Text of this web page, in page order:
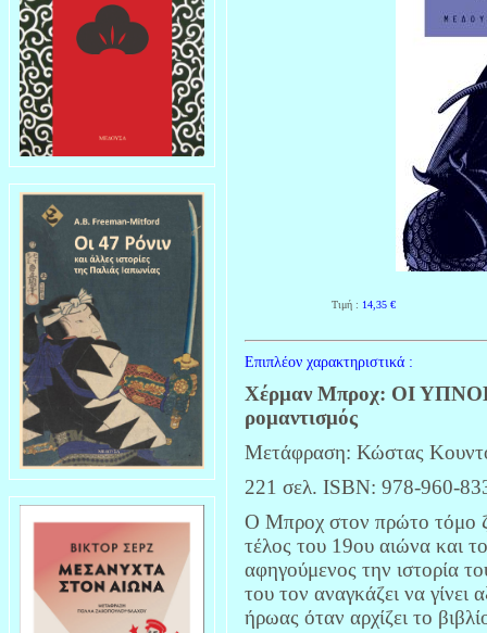
Τιμή : 14,35 €
Επιπλέον χαρακτηριστικά :
Χέρμαν Μπροχ: ΟΙ
ρομαντισμός
Μετάφραση: Κώστας
221 σελ. ISBN: 978-960-
Ο Μπροχ στον πρώτο τόμο
τέλος του 19ου αιώνα και
αφηγούμενος την ιστορία
του τον αναγκάζει να
ήρωας όταν αρχίζει το